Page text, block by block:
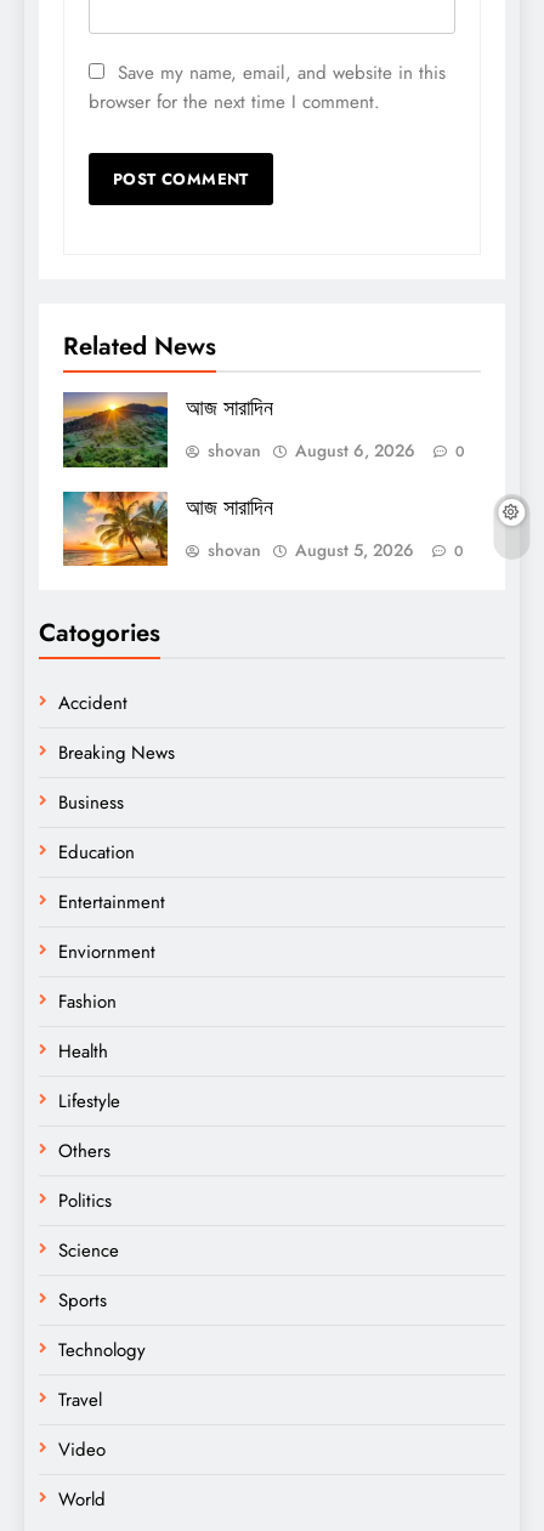
Save my name, email, and website in this
browser for the next time I comment.
Related News
আজ সারাদিন
shovan August 6, 2026 0
আজ সারাদিন
shovan August 5, 2026 0
Catogories
Accident
Breaking News
Business
Education
Entertainment
Enviornment
Fashion
Health
Lifestyle
Others
Politics
Science
Sports
Technology
Travel
Video
World